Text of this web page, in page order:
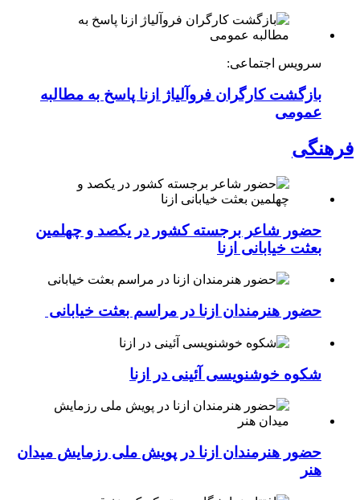
سرویس اجتماعی:
بازگشت کارگران فروآلیاژ ازنا پاسخ به مطالبه
عمومی
فرهنگی
حضور شاعر برجسته کشور در یکصد و چهلمین
بعثت خیابانی ازنا
حضور هنرمندان ازنا در مراسم بعثت خیابانی
شکوه خوشنویسی آئینی در ازنا
حضور هنرمندان ازنا در پویش ملی رزمایش میدان
هنر